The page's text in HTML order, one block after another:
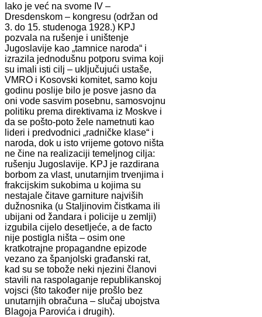
Iako je već na svome IV –
Dresdenskom – kongresu (održan od
3. do 15. studenoga 1928.) KPJ
pozvala na rušenje i uništenje
Jugoslavije kao „tamnice naroda“ i
izrazila jednodušnu potporu svima koji
su imali isti cilj – uključujući ustaše,
VMRO i Kosovski komitet, samo koju
godinu poslije bilo je posve jasno da
oni vode sasvim posebnu, samosvojnu
politiku prema direktivama iz Moskve i
da se pošto-poto žele nametnuti kao
lideri i predvodnici „radničke klase“ i
naroda, dok u isto vrijeme gotovo ništa
ne čine na realizaciji temeljnog cilja:
rušenju Jugoslavije. KPJ je razdirana
borbom za vlast, unutarnjim trvenjima i
frakcijskim sukobima u kojima su
nestajale čitave garniture najviših
dužnosnika (u Staljinovim čistkama ili
ubijani od žandara i policije u zemlji)
izgubila cijelo desetljeće, a de facto
nije postigla ništa – osim one
kratkotrajne propagandne epizode
vezano za španjolski građanski rat,
kad su se tobože neki njezini članovi
stavili na raspolaganje republikanskoj
vojsci (što također nije prošlo bez
unutarnjih obračuna – slučaj ubojstva
Blagoja Parovića i drugih).